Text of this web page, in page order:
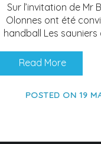
Sur l’invitation de Mr
Olonnes ont été
handball Les sauniers
Read More
POSTED ON 19